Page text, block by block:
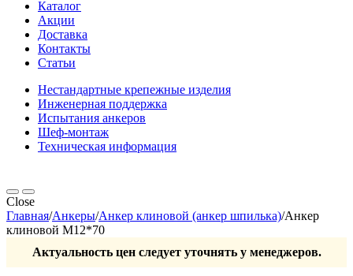
Каталог
Акции
Доставка
Контакты
Статьи
Нестандартные крепежные изделия
Инженерная поддержка
Испытания анкеров
Шеф-монтаж
Техническая информация
Close
Главная/Анкеры/Анкер клиновой (анкер шпилька)/Анкер
клиновой М12*70
Актуальность цен следует уточнять у менеджеров.